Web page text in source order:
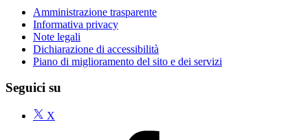
Amministrazione trasparente
Informativa privacy
Note legali
Dichiarazione di accessibilità
Piano di miglioramento del sito e dei servizi
Seguici su
X